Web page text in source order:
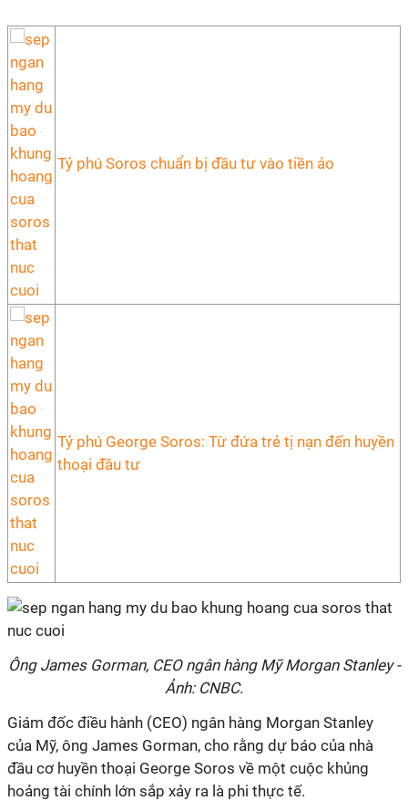
Tỷ phú Soros chuẩn bị đầu tư vào tiền ảo
Tỷ phú George Soros: Từ đứa trẻ tị nạn đến huyền
thoại đầu tư
Ông James Gorman, CEO ngân hàng Mỹ Morgan Stanley -
Ảnh: CNBC.
Giám đốc điều hành (CEO) ngân hàng Morgan Stanley
của Mỹ, ông James Gorman, cho rằng dự báo của nhà
đầu cơ huyền thoại George Soros về một cuộc khủng
hoảng tài chính lớn sắp xảy ra là phi thực tế.